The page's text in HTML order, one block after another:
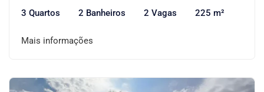
3 Quartos 2 Banheiros 2 Vagas 225 m²
Mais informações